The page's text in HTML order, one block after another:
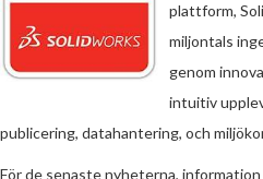
plattform,
miljontals
genom
intuitiv
publicering, datahantering, och
För de senaste nyheterna,